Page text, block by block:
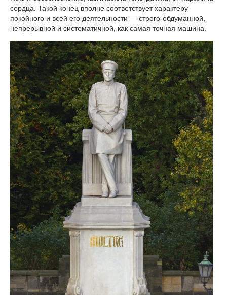
сердца. Такой конец вполне соответствует характеру
покойного и всей его деятельности — строго-обдуманной,
непрерывной и систематичной, как самая точная машина.